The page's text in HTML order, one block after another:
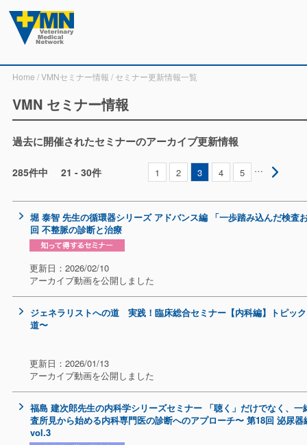
Home /VMNセミナー情報 / セミナー更新情報一覧
VMN セミナー情報
過去に開催されたセミナーのアーカイブ更新情報
285件中 21 - 30件 1 2 3 4 5 …
堀 泰智 先生の循環器シリーズ アドバンス編 「一歩踏み込んだ検査
回 不整脈の診断と治療
更新日：2026/02/10
アーカイブ動画を公開しました
ジェネラリストへの道 実践！臨床総合セミナー【内科編】トピッ
道〜
更新日：2026/01/13
アーカイブ動画を公開しました
福島 建次郎先生の内科学シリーズセミナー 「聴く」だけでなく、
査所見から始める内科専門医の診断へのアプローチ〜 第18回 泌尿
vol.3